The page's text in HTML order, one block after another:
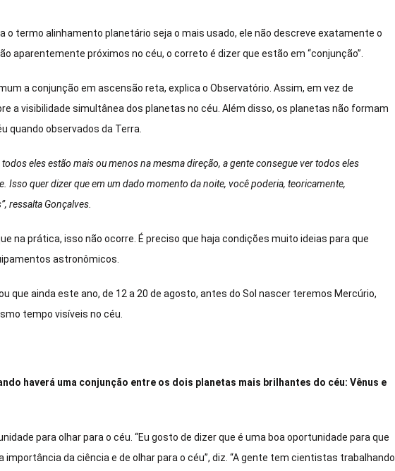
o termo alinhamento planetário seja o mais usado, ele não descreve exatamente o
aparentemente próximos no céu, o correto é dizer que estão em “conjunção”.
a conjunção em ascensão reta, explica o Observatório. Assim, em vez de
a visibilidade simultânea dos planetas no céu. Além disso, os planetas não formam
quando observados da Terra.
todos eles estão mais ou menos na mesma direção, a gente consegue ver todos eles
Isso quer dizer que em um dado momento da noite, você poderia, teoricamente,
ressalta Gonçalves.
na prática, isso não ocorre. É preciso que haja condições muito ideias para que
astronômicos.
que ainda este ano, de 12 a 20 de agosto, antes do Sol nascer teremos Mercúrio,
tempo visíveis no céu.
haverá uma conjunção entre os dois planetas mais brilhantes do céu: Vênus e
para olhar para o céu. “Eu gosto de dizer que é uma boa oportunidade para que
da ciência e de olhar para o céu”, diz. “A gente tem cientistas trabalhando